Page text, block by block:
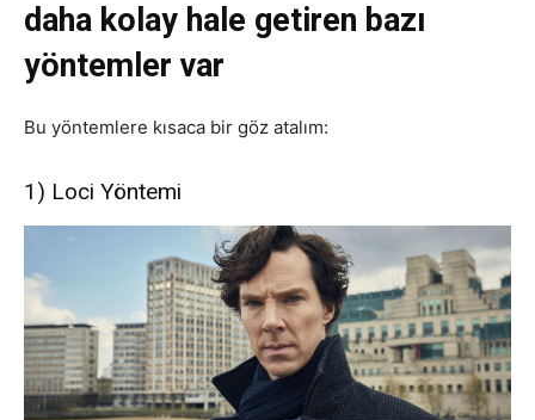
daha kolay hale getiren bazı
yöntemler var
Bu yöntemlere kısaca bir göz atalım:
1) Loci Yöntemi